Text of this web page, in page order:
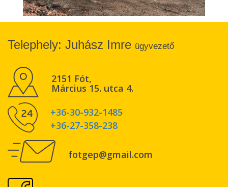
Telephely: Juhász Imre ügyvezető
2151 Fót,
Március 15. utca 4.
+36-30-932-1485
+36-27-358-238
fotgep@gmail.com